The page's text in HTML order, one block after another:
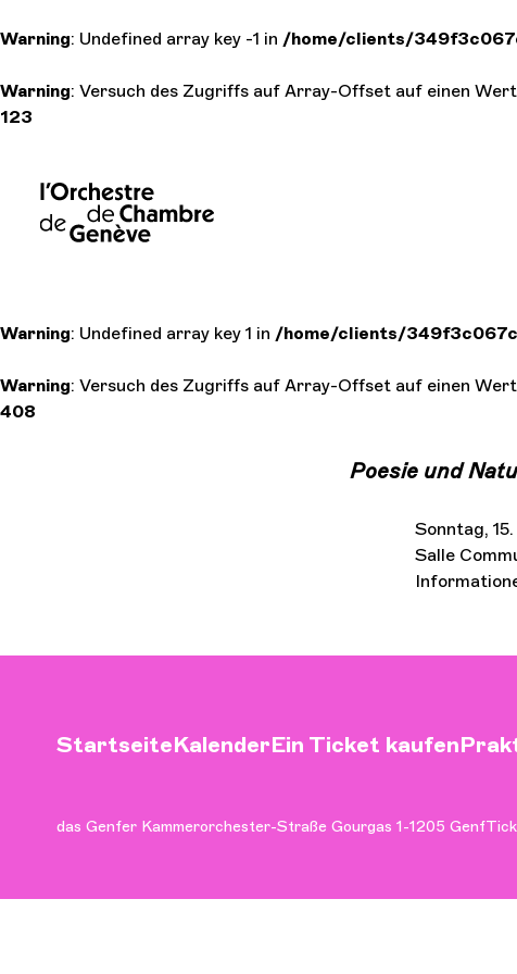
Warning: Undefined array key -1 in /home/clients/
Warning: Versuch des Zugriffs auf Array-Offset auf einen Wert
123
Warning: Undefined array key 1 in /home/clients/
Warning: Versuch des Zugriffs auf Array-Offset auf einen Wert
408
Poesie und
Sonntag,
Salle
StartseiteKalenderEin Ticket kaufen
das Genfer Kammerorchester-Straße Gourgas 1-1205 Genf